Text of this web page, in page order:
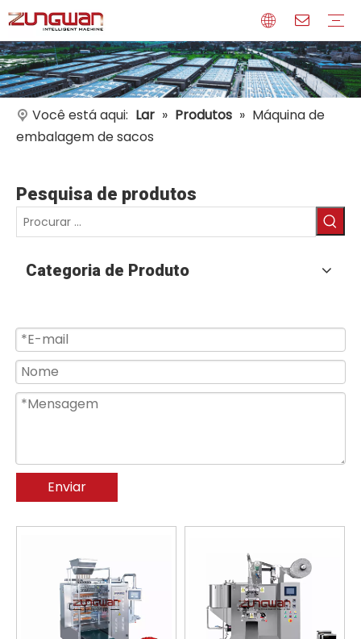
Você está aqui: Lar » Produtos » Máquina de
embalagem de sacos
Pesquisa de produtos
Categoria de Produto
Enviar